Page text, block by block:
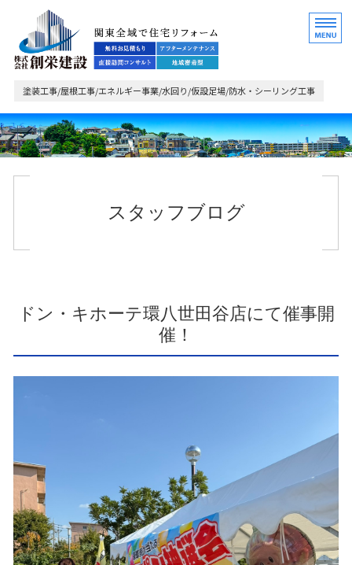
関東全域で住宅リフ
塗装工事/屋根工事/エネルギー事業/水回り/仮設足場/防水・シーリング工事
ホーム
業務内容・ご依頼の流れ
スタッフブログ
ドン・キホーテ環八世田谷店にて催事開
催！